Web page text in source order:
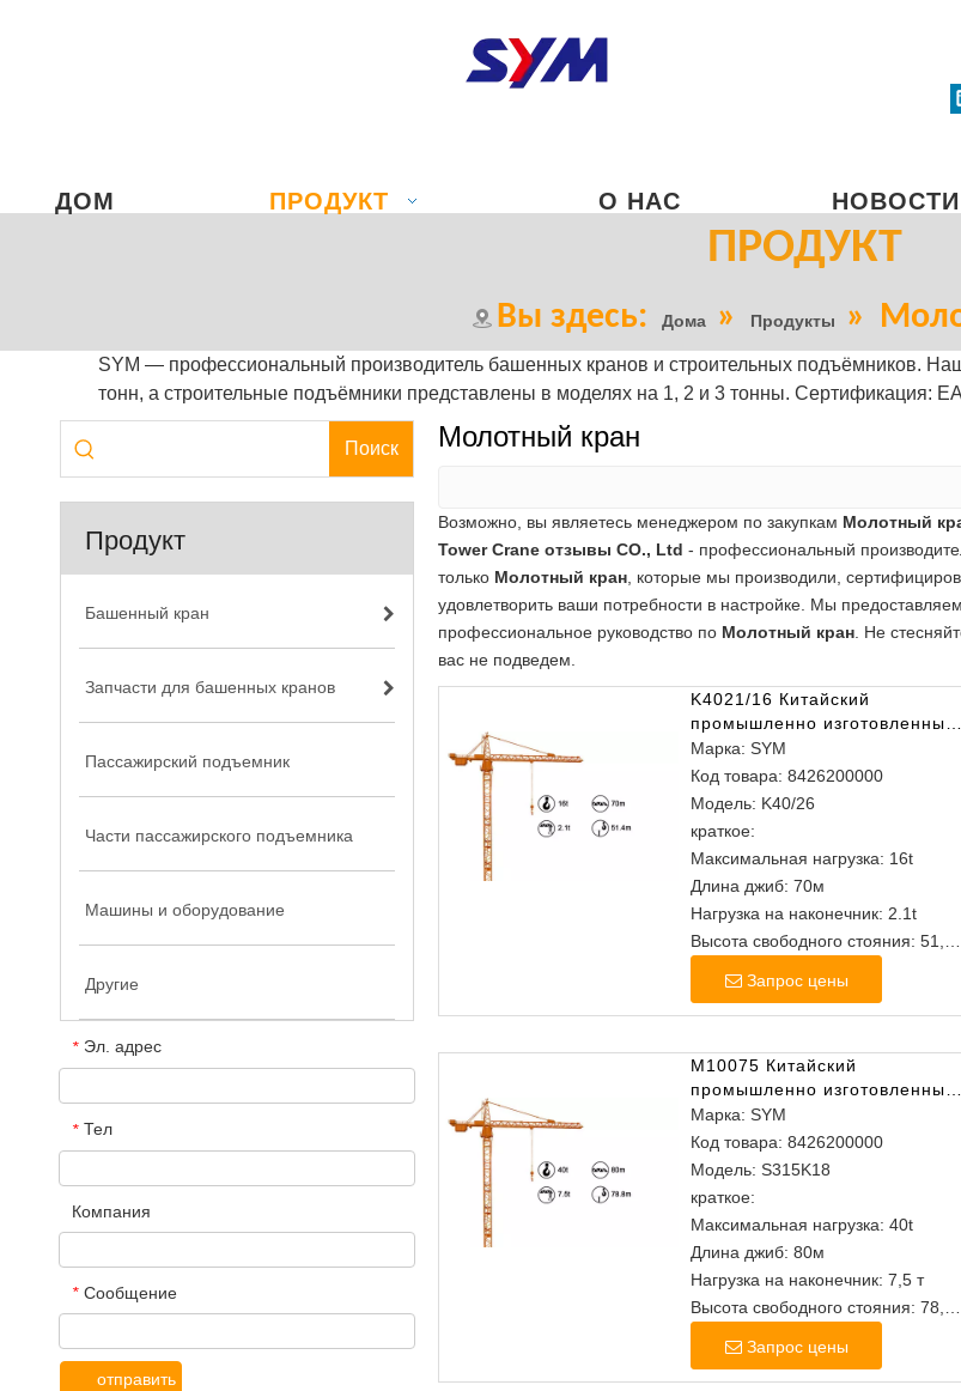
ДОМ ПРОДУКТ О НАС НОВОСТИ
ПРОДУКТ
Вы здесь: Дома » Продукты »
SYM — профессиональный производитель башенных кранов и строительных подъёмников.
тонн, а строительные подъёмники представлены в моделях на 1, 2 и 3 тонны. Сертификация:
Поиск
Продукт
Башенный кран
Запчасти для башенных кранов
Пассажирский подъемник
Части пассажирского подъемника
Машины и оборудование
Другие
* Эл. адрес
* Тел
Компания
* Сообщение
отправить
Молотный кран
Возможно, вы являетесь менеджером по закупкам Молотный
Tower Crane отзывы CO., Ltd - профессиональный
только Молотный кран , которые мы производили,
удовлетворить ваши потребности в настройке. Мы
профессиональное руководство по Молотный кран . Не
вас не подведем.
K4021/16 Китайский
промышленно изготовленные
изголова башня башня
Марка: SYM
Код товара: 8426200000
Модель: K40/26
краткое:
Максимальная нагрузка: 16t
Длина джиб: 70м
Нагрузка на наконечник: 2.1t
Высота свободного стояния: 51,4
Запрос цены
M10075 Китайский
промышленно изготовленные
из головного кран
Марка: SYM
Код товара: 8426200000
Модель: S315K18
краткое:
Максимальная нагрузка: 40t
Длина джиб: 80м
Нагрузка на наконечник: 7,5 т
Высота свободного стояния: 78,8
Запрос цены